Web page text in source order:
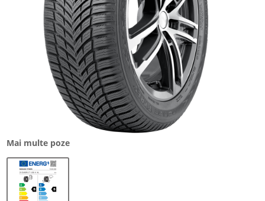
Mai multe poze